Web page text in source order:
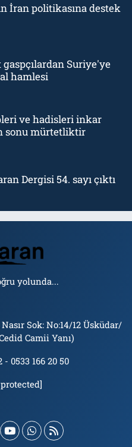
İran politikasına destek
Suriye'ye
hamlesi
ve hadisleri inkar
sonu mürtetliktir
Dergisi 54. sayı çıktı
yolunda...
Sok: No:14/12 Üsküdar/
Camii Yanı)
- 0533 166 20 50